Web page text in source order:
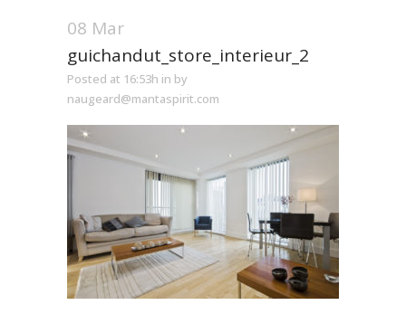
08 Mar
guichandut_store_interieur_2
Posted at 16:53h in by
naugeard@mantaspirit.com